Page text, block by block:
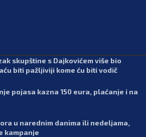
skupštine s Dajkovićem više bio
biti pažljiviji kome ću biti vodič
pojasa kazna 150 eura, plaćanje i na
u narednim danima ili nedeljama,
kampanje